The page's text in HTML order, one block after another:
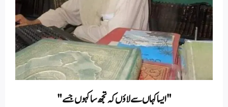
"ایسا کہاں سے لاؤں کہ تجھ سا کہوں جسے "